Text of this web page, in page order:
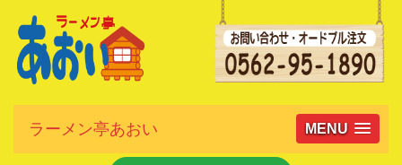
ラーメン亭あおい MENU